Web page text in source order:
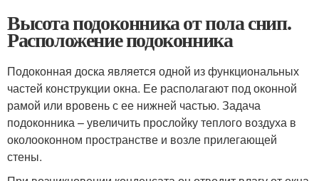
Высота подоконника от пола снип.
Расположение подоконника
Подоконная доска является одной из функциональных
частей конструкции окна. Ее располагают под оконной
рамой или вровень с ее нижней частью. Задача
подоконника – увеличить прослойку теплого воздуха в
околооконном пространстве и возле прилегающей
стены.